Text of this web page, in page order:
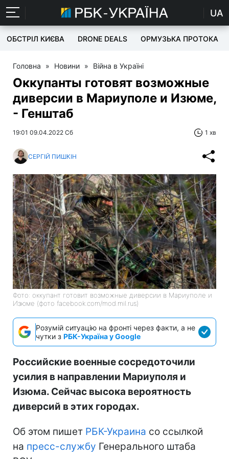
UA
ОБСТРІЛ КИЄВА DRONE DEALS ОРМУЗЬКА ПРОТОКА
Головна » Новини » Війна в Україні
Оккупанты готовят возможные
диверсии в Мариуполе и Изюме,
- Генштаб
19:01 09.04.2022 Сб 1 хв
СЕРГІЙ ПИШКІН
Фото: оккупант готовит возможные диверсии в Мариуполе и
Изюме (фото facebook.com/mod.mil.rus)
Розумій ситуацію на фронті через факти, а не
чутки з РБК-Україна у Google
Российские военные сосредоточили
усилия в направлении Мариуполя и
Изюма. Сейчас высока вероятность
диверсий в этих городах.
Об этом пишет РБК-Украина со ссылкой
на пресс-службу Генерального штаба